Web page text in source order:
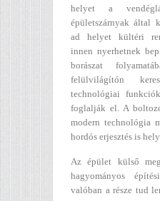
helyet a
épületszárnyak által
ad helyet kültéri
innen nyerhetnek
borászat
felülvilágítón
technológiai
foglalják el. A
modern technológia
hordós erjesztés is
Az épület külső
hagyományos
valóban a része tud